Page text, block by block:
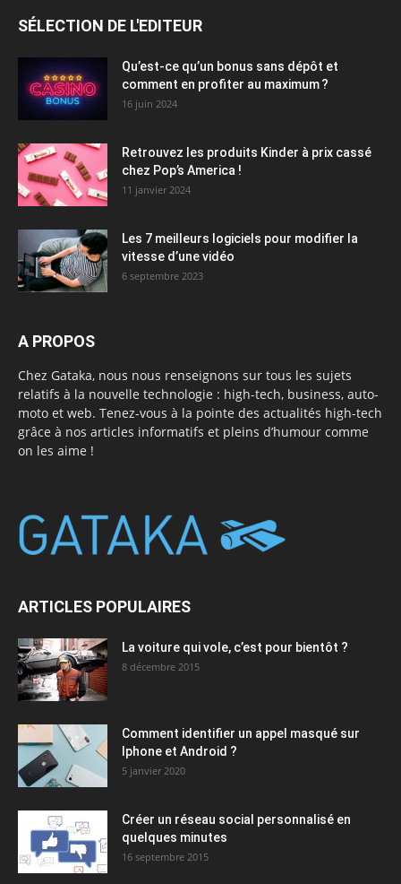
SÉLECTION DE L'EDITEUR
Qu’est-ce qu’un bonus sans dépôt et
comment en profiter au maximum ?
16 juin 2024
Retrouvez les produits Kinder à prix cassé
chez Pop’s America !
11 janvier 2024
Les 7 meilleurs logiciels pour modifier la
vitesse d’une vidéo
6 septembre 2023
A PROPOS
Chez Gataka, nous nous renseignons sur tous les sujets
relatifs à la nouvelle technologie : high-tech, business, auto-
moto et web. Tenez-vous à la pointe des actualités high-tech
grâce à nos articles informatifs et pleins d’humour comme
on les aime !
ARTICLES POPULAIRES
La voiture qui vole, c’est pour bientôt ?
8 décembre 2015
Comment identifier un appel masqué sur
Iphone et Android ?
5 janvier 2020
Créer un réseau social personnalisé en
quelques minutes
16 septembre 2015